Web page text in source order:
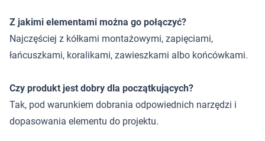
Z jakimi elementami można go połączyć?
Najczęściej z kółkami montażowymi, zapięciami,
łańcuszkami, koralikami, zawieszkami albo końcówkami.
Czy produkt jest dobry dla początkujących?
Tak, pod warunkiem dobrania odpowiednich narzędzi i
dopasowania elementu do projektu.